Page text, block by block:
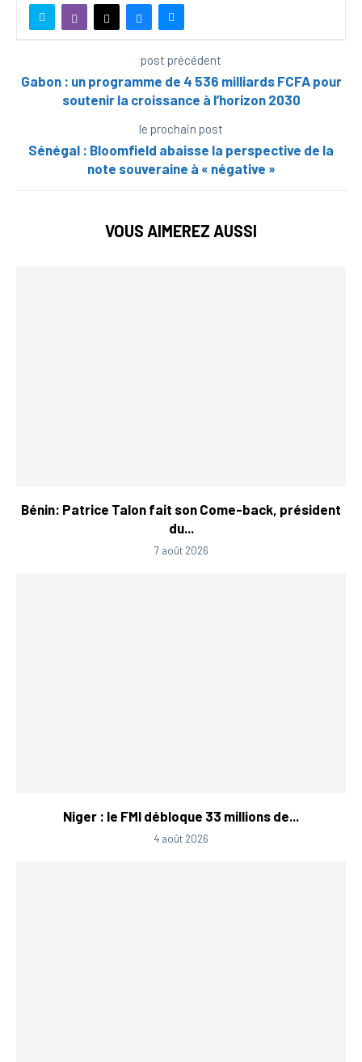
post précédent
Gabon : un programme de 4 536 milliards FCFA pour
soutenir la croissance à l’horizon 2030
le prochain post
Sénégal : Bloomfield abaisse la perspective de la
note souveraine à « négative »
VOUS AIMEREZ AUSSI
Bénin: Patrice Talon fait son Come-back, président
du...
7 août 2026
Niger : le FMI débloque 33 millions de...
4 août 2026